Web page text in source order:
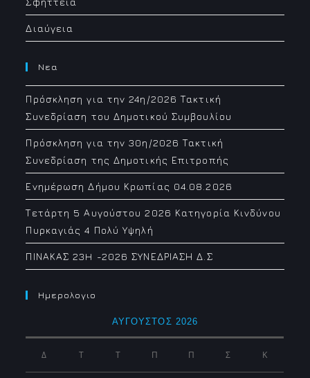
Διαύγεια
Νεα
Πρόσκληση για την 24η/2026 Τακτική
Συνεδρίαση του Δημοτικού Συμβουλίου
Πρόσκληση για την 30η/2026 Τακτική
Συνεδρίαση της Δημοτικής Επιτροπής
Ενημέρωση Δήμου Κρωπίας 04.08.2026
Τετάρτη 5 Αυγούστου 2026 Κατηγορία Κινδύνου
Πυρκαγιάς 4 Πολύ Υψηλή
ΠΙΝΑΚΑΣ 23H -2026 ΣΥΝΕΔΡΙΑΣΗ Δ.Σ
Ημερολογιο
ΑΎΓΟΥΣΤΟΣ 2026
Δ Τ Τ Π Π Σ Κ